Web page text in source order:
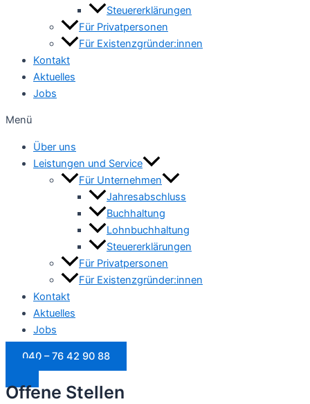
Steuererklärungen
Für Privatpersonen
Für Existenzgründer:innen
Kontakt
Aktuelles
Jobs
Menü
Über uns
Leistungen und Service
Für Unternehmen
Jahresabschluss
Buchhaltung
Lohnbuchhaltung
Steuererklärungen
Für Privatpersonen
Für Existenzgründer:innen
Kontakt
Aktuelles
Jobs
040 – 76 42 90 88
Offene Stellen